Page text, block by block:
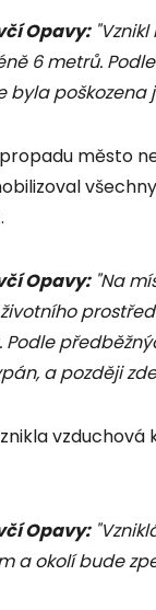
Opavy:"Vznikl
6 metrů.
byla
město
Opavy:"Na
a později
Opavy:
a okolí bude